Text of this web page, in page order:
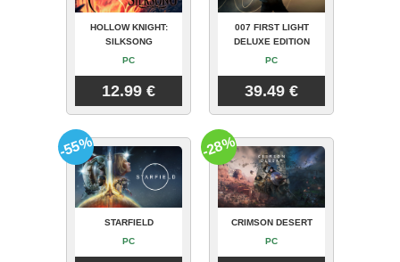
HOLLOW KNIGHT:
SILKSONG
PC
12.99 €
007 FIRST LIGHT
DELUXE EDITION
PC
39.49 €
STARFIELD
PC
-55%
CRIMSON DESERT
PC
-28%